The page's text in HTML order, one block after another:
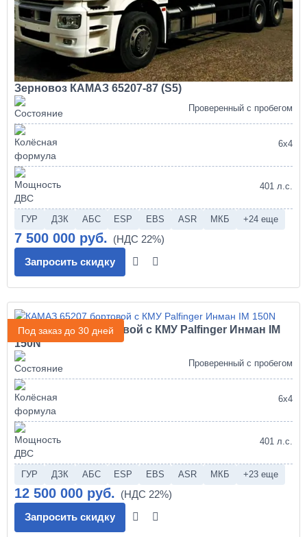
Зерновоз КАМАЗ 65207-87 (S5)
Проверенный с пробегом
6х4
401 л.с.
ГУР ДЗК АБС ESP EBS ASR МКБ +24 еще
7 500 000 руб.
Запросить скидку
Под заказ до 30 дней
КАМАЗ 65207 бортовой с КМУ Palfinger Инман IM
150N
Проверенный с пробегом
6х4
401 л.с.
ГУР ДЗК АБС ESP EBS ASR МКБ +23 еще
12 500 000 руб.
Запросить скидку